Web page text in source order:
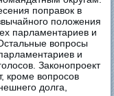
поправок в
положения
парламентариев и
вопросы
и
Законопроект
кроме вопросов
долга,